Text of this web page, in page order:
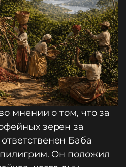
мнении о том, что за
зерен за
Баба
Он положил